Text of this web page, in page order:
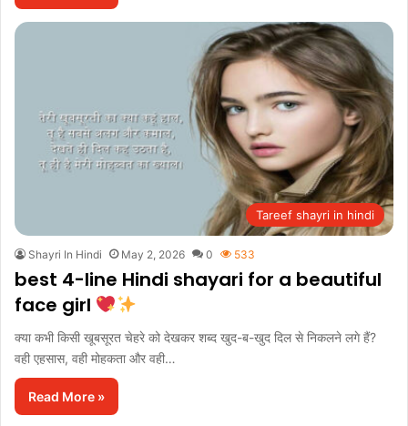
Tareef shayri in hindi
Shayri In Hindi May 2, 2026 0 533
best 4-line Hindi shayari for a beautiful
face girl
क्या कभी किसी खूबसूरत चेहरे को देखकर शब्द खुद-ब-खुद दिल से निकलने लगे हैं?
वही एहसास, वही मोहकता और वही…
Read More »